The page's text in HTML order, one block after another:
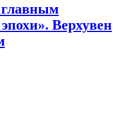
главным
Верхувен